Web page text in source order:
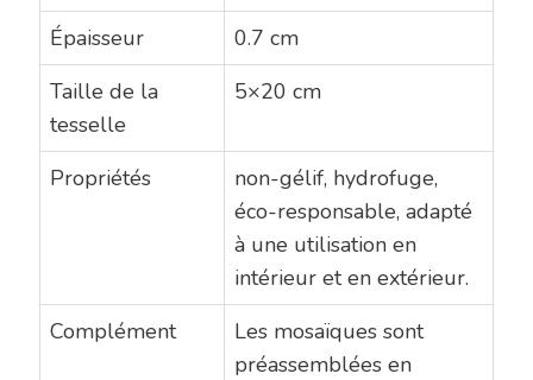
Épaisseur
0.7 cm
Taille de la
tesselle
5×20 cm
Propriétés
non-gélif, hydrofuge,
éco-responsable, adapté
à une utilisation en
intérieur et en extérieur.
Complément
Les mosaïques sont
préassemblées en